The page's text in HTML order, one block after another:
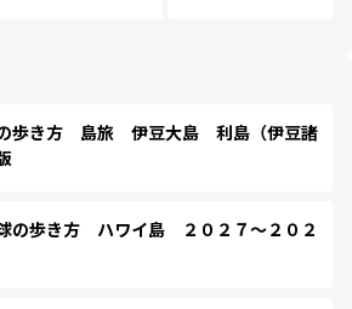
歩き方 島旅 伊豆大島 利島（伊豆諸
の歩き方 ハワイ島 ２０２７～２０２